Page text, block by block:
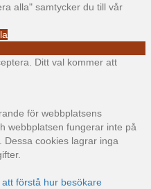
alla" samtycker du till vår
Ditt val kommer att
för webbplatsens
webbplatsen fungerar inte på
cookies lagrar inga
förstå hur besökare